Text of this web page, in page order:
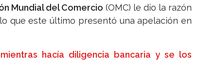
Mundial del Comercio (OMC) le dio la razón
que este último presentó una apelación en
hacía diligencia bancaria y se los